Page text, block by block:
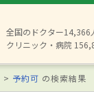
全国のドクター14,366
クリニック・病院
予約可 の検索結果